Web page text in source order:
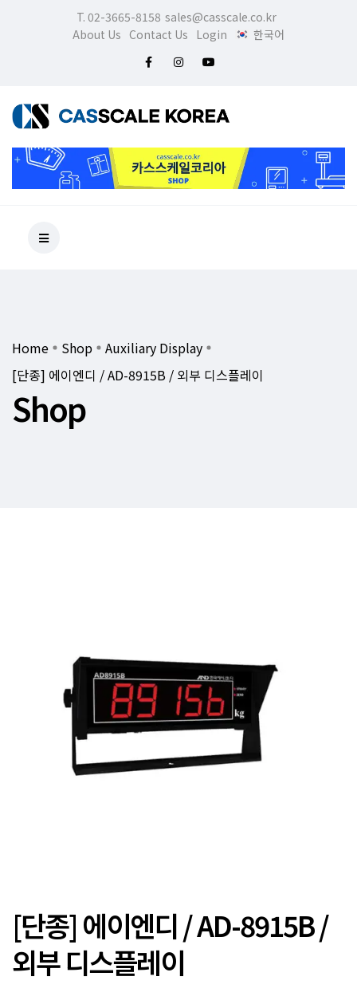
T. 02-3665-8158 sales@casscale.co.kr
About Us Contact Us Login 한국어
Home Shop
Auxiliary Display
[단종] 에이엔디 / AD-8915B / 외부 디스플레이
Shop
[단종] 에이엔디 / AD-8915B /
외부 디스플레이